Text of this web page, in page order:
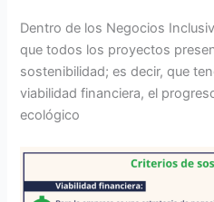
Dentro de los Negocios
que todos los proyectos
sostenibilidad; es decir, que
viabilidad financiera, el
ecológico